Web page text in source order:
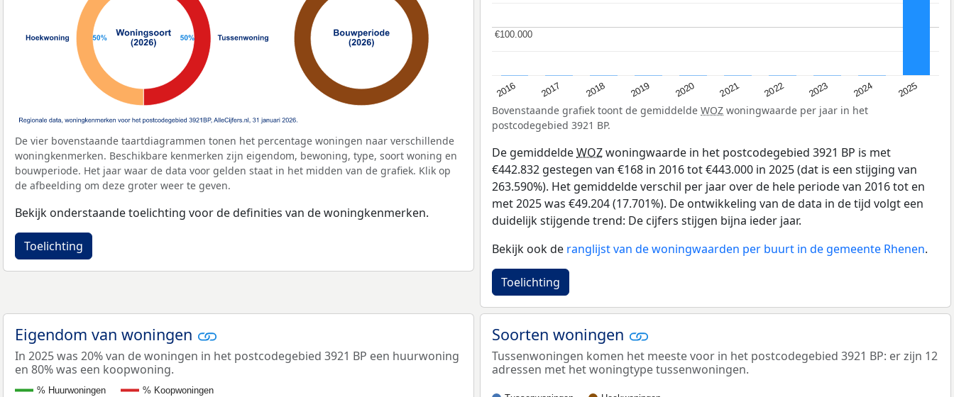
De vier bovenstaande taartdiagrammen tonen het percentage woningen naar verschillende
woningkenmerken. Beschikbare kenmerken zijn eigendom, bewoning, type, soort woning en
bouwperiode. Het jaar waar de data voor gelden staat in het midden van de grafiek. Klik op
de afbeelding om deze groter weer te geven.
Bekijk onderstaande toelichting voor de definities van de woningkenmerken.
Toelichting
2016 2017 2018 2019 2020 2021 2022 2023 2024 2025
€100.000
€100.000
Bovenstaande grafiek toont de gemiddelde WOZ woningwaarde per jaar in het
postcodegebied 3921 BP.
De gemiddeldeWOZwoningwaarde in het postcodegebied 3921 BP is met
€442.832 gestegen van €168 in 2016 tot €443.000 in 2025 (dat is een stijging van
263.590%). Het gemiddelde verschil per jaar over de hele periode van 2016 tot en
met 2025 was €49.204 (17.701%). De ontwikkeling van de data in de tijd volgt een
duidelijk stijgende trend: De cijfers stijgen bijna ieder jaar.
Bekijk ook de ranglijst van de woningwaarden per buurt in de gemeente Rhenen.
Toelichting
Eigendom van woningen
In 2025 was 20% van de woningen in het postcodegebied 3921 BP een huurwoning
en 80% was een koopwoning.
% Huurwoningen % Koopwoningen
Soorten woningen
Tussenwoningen komen het meeste voor in het postcodegebied 3921 BP: er zijn 12
adressen met het woningtype tussenwoningen.